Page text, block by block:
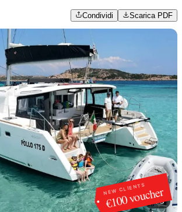
Condividi Scarica PDF
NEW CLIENTS
€100 voucher
1 /9